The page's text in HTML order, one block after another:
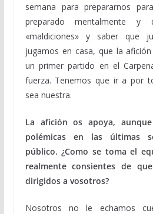
semana para prepararnos
preparado mentalmente
«maldiciones» y saber que
jugamos en casa, que la
un primer partido en el
fuerza. Tenemos que ir a por
sea nuestra.
La afición os apoya,
polémicas en las últimas
público. ¿Como se toma el
realmente consientes de
dirigidos a vosotros?
Nosotros no le echamos